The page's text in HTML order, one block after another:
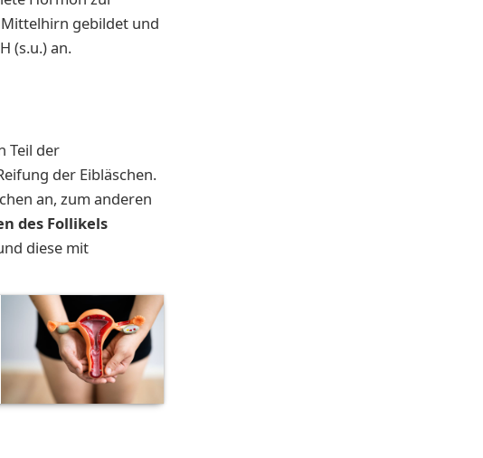
gebildet und
(s.u.) an.
Teil der
der Eibläschen.
an, zum anderen
des Follikels
diese mit